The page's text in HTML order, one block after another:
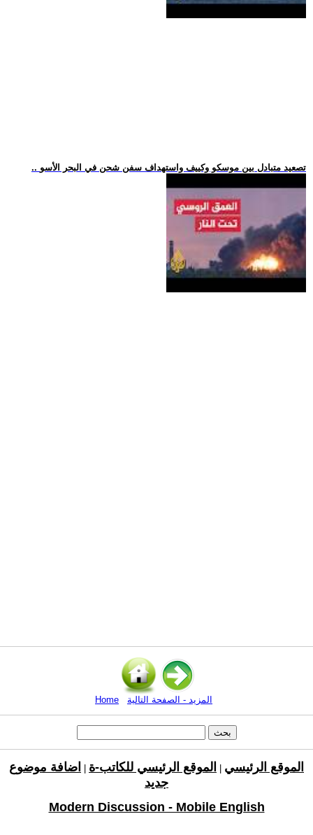
.. تصعيد متبادل بين موسكو وكييف واستهداف سفن شحن في البحر الأسو
Home المزيد - الصفحة التالية
الموقع الرئيسي الموقع الرئيسي للكاتب-ة
اضافة موضوع
جديد
Modern Discussion - Mobile English